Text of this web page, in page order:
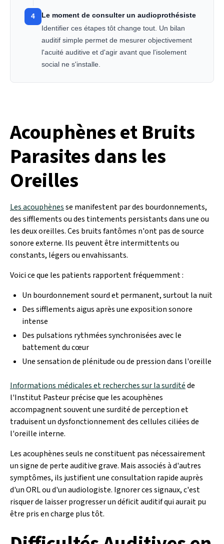
4 Le moment de consulter un audioprothésiste
Identifier ces étapes tôt change tout. Un bilan
auditif simple permet de mesurer objectivement
l'acuité auditive et d'agir avant que l'isolement
social ne s'installe.
Acouphènes et Bruits
Parasites dans les
Oreilles
Les acouphènesse manifestent par des bourdonnements,
des sifflements ou des tintements persistants dans une ou
les deux oreilles. Ces bruits fantômes n'ont pas de source
sonore externe. Ils peuvent être intermittents ou
constants, légers ou envahissants.
Voici ce que les patients rapportent fréquemment :
Un bourdonnement sourd et permanent, surtout la nuit
Des sifflements aigus après une exposition sonore
intense
Des pulsations rythmées synchronisées avec le
battement du cœur
Une sensation de plénitude ou de pression dans l'oreille
Informations médicales et recherches sur la surditéde
l'Institut Pasteur précise que les acouphènes
accompagnent souvent une surdité de perception et
traduisent un dysfonctionnement des cellules ciliées de
l'oreille interne.
Les acouphènes seuls ne constituent pas nécessairement
un signe de perte auditive grave. Mais associés à d'autres
symptômes, ils justifient une consultation rapide auprès
d'un ORL ou d'un audiologiste. Ignorer ces signaux, c'est
risquer de laisser progresser un déficit auditif qui aurait pu
être pris en charge plus tôt.